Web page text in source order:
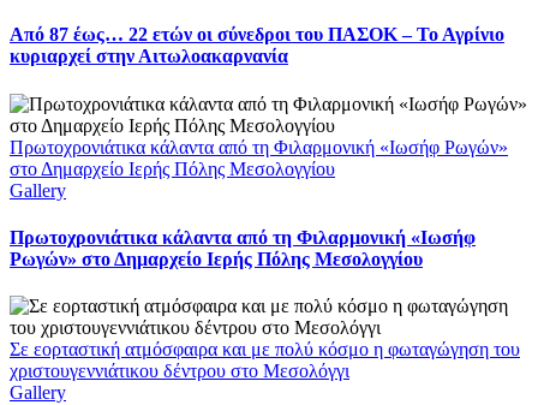
Από 87 έως… 22 ετών οι σύνεδροι του ΠΑΣΟΚ – Το Αγρίνιο
κυριαρχεί στην Αιτωλοακαρνανία
Πρωτοχρονιάτικα κάλαντα από τη Φιλαρμονική «Ιωσήφ Ρωγών»
στο Δημαρχείο Ιερής Πόλης Μεσολογγίου
Gallery
Πρωτοχρονιάτικα κάλαντα από τη Φιλαρμονική «Ιωσήφ
Ρωγών» στο Δημαρχείο Ιερής Πόλης Μεσολογγίου
Σε εορταστική ατμόσφαιρα και με πολύ κόσμο η φωταγώγηση του
χριστουγεννιάτικου δέντρου στο Μεσολόγγι
Gallery